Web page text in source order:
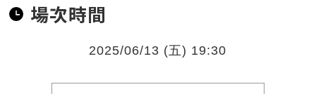
場次時間
2025/06/13 (五) 19:30